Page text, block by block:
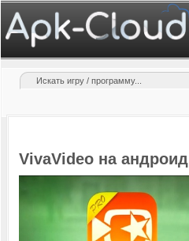
VivaVideo на андроид